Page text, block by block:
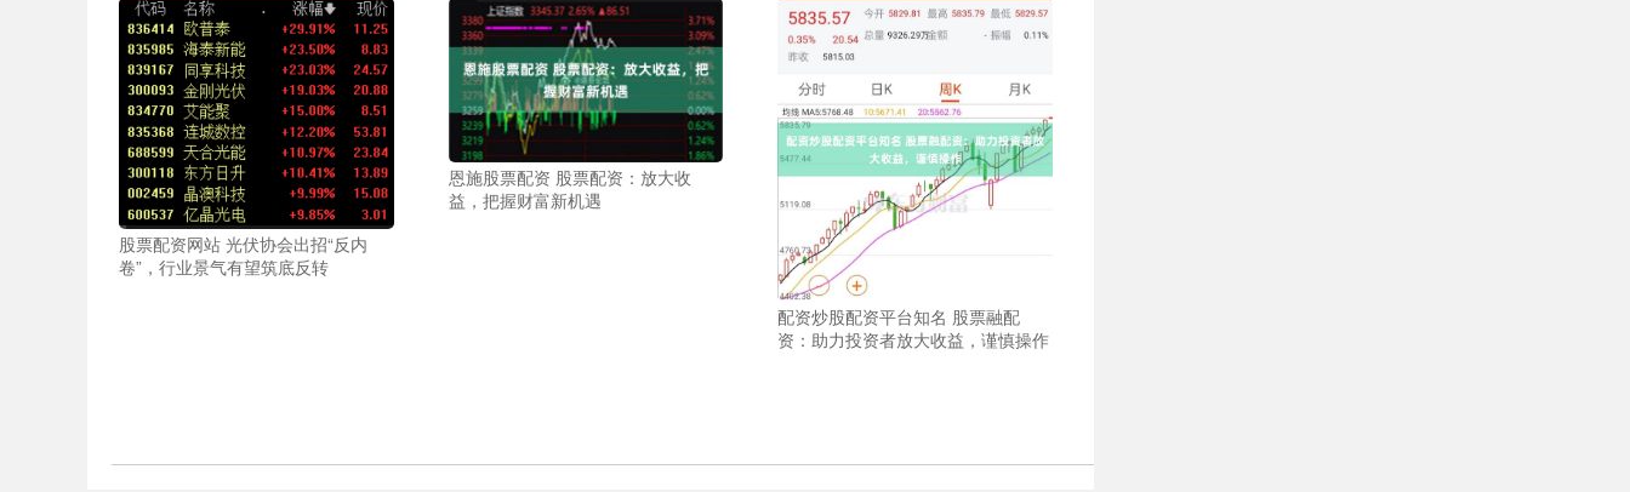
股票配资网站 光伏协会出招“反内
卷”，行业景气有望筑底反转
恩施股票配资 股票配资：放大收
益，把握财富新机遇
配资炒股配资平台知名 股票融配
资：助力投资者放大收益，谨慎操作